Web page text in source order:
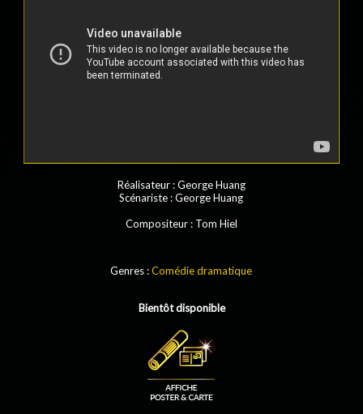
Réalisateur:George Huang
Scénariste : George Huang
Compositeur: Tom Hiel
Genres :Comédie dramatique
Bientôt disponible